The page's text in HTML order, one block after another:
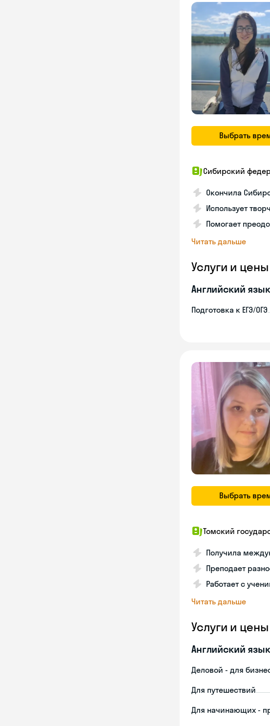
Выбрать
Сибирский
Окончила
Использует
Помогает
Читать дальше
Услуги и цены
Английский язык
Подготовка к ЕГЭ/ОГЭ
Выбрать
Томский
Получила
Преподает
Работает с
Читать дальше
Услуги и цены
Английский язык
Деловой - для
Для путешествий
Для начинающих -